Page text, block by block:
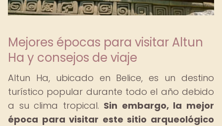
Mejores épocas para visitar Altun
Ha y consejos de viaje
Altun Ha, ubicado en Belice, es un destino
turístico popular durante todo el año debido
a su clima tropical. Sin embargo, la mejor
época para visitar este sitio arqueológico